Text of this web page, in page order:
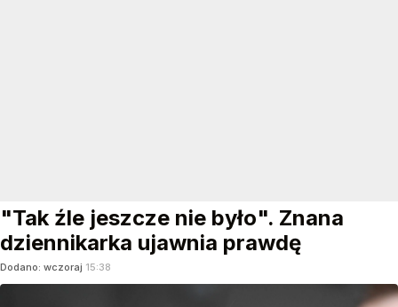
"Tak źle jeszcze nie było". Znana
dziennikarka ujawnia prawdę
Dodano: wczoraj 15:38